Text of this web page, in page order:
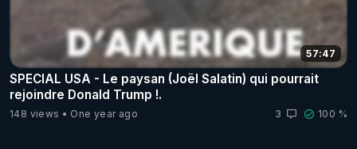
57:47
SPECIAL USA - Le paysan (Joël Salatin) qui pourrait
rejoindre Donald Trump !.
148 views One year ago 3 100 %